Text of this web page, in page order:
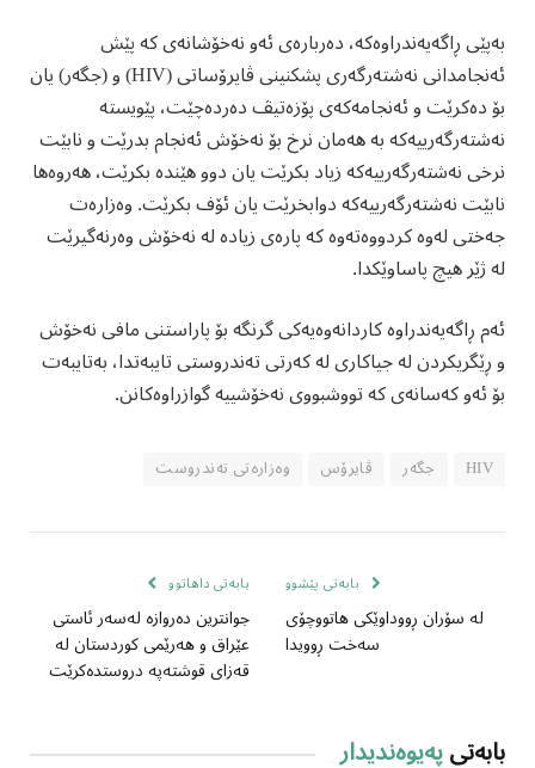
بەپێی ڕاگەیەندراوەکە، دەربارەی ئەو نەخۆشانەی کە پێش
ئەنجامدانی نەشتەرگەری پشکنینی ڤایرۆساتی (HIV) و (جگەر) یان
بۆ دەکرێت و ئەنجامەکەی پۆزەتیڤ دەردەچێت، پێویستە
نەشتەرگەرییەکە بە هەمان نرخ بۆ نەخۆش ئەنجام بدرێت و نابێت
نرخی نەشتەرگەرییەکە زیاد بکرێت یان دوو هێندە بکرێت، هەروەها
نابێت نەشتەرگەرییەکە دوابخرێت یان ئۆف بکرێت. وەزارەت
جەختی لەوە کردووەتەوە کە پارەی زیادە لە نەخۆش وەرنەگیرێت
لە ژێر هیچ پاساوێکدا.
ئەم ڕاگەیەندراوە کاردانەوەیەکی گرنگە بۆ پاراستنی مافی نەخۆش
و ڕێگریکردن لە جیاکاری لە کەرتی تەندروستی تایبەتدا، بەتایبەت
بۆ ئەو کەسانەی کە تووشبووی نەخۆشییە گوازراوەکانن.
HIV جگەر ڤایرۆس وەزارەتی تەندروست
بابەتی پێشوو
لە سۆران ڕووداوێکی هاتووچۆی
سەخت ڕوویدا
بابەتی داهاتوو
جوانترین دەروازە لەسەر ئاستی
عێراق و هەرێمی کوردستان لە
قەزای قوشتەپە دروستدەکرێت
بابەتیپەیوەندیدار